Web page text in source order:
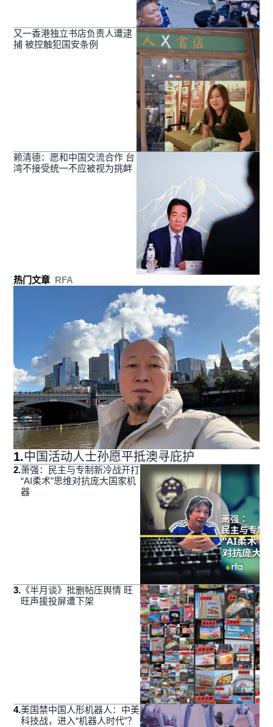
又一香港独立书店负责人遭逮
捕 被控触犯国安条例
赖清德：愿和中国交流合作 台
湾不接受统一不应被视为挑衅
热门文章 RFA
1.中国活动人士孙愿平抵澳寻庇护
2.萧强：民主与专制新冷战开打
“AI柔术”思维对抗庞大国家机
器
3. 《半月谈》批删帖压舆情 旺
旺声援投屏遭下架
4.美国禁中国人形机器人：中美
科技战，进入“机器人时代”？